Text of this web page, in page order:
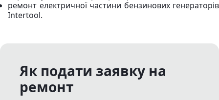
ремонт електричної частини бензинових генераторів
Intertool.
Як подати заявку на
ремонт